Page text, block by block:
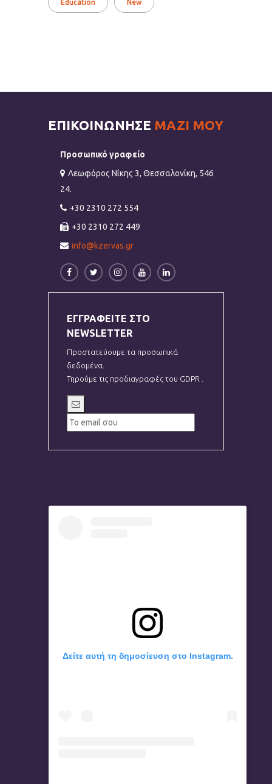
Education New
ΕΠΙΚΟΙΝΩΝΗΣΕ ΜΑΖΙ ΜΟΥ
Προσωπικό γραφείο
Λεωφόρος Νίκης 3, Θεσσαλονίκη, 546
24.
+30 2310 272 554
+30 2310 272 449
info@kzervas.gr
ΕΓΓΡΑΦΕΙΤΕ ΣΤΟ
NEWSLETTER
Προστατεύουμε τα προσωπικά
δεδομένα.
Τηρούμε τις προδιαγραφές του GDPR .
Δείτε αυτή τη δημοσίευση στο Instagram.